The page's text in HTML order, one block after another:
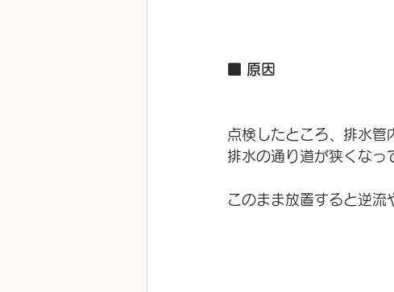
■ 原因
点検したところ、排水管
排水の通り道が狭くなっ
このまま放置すると逆流